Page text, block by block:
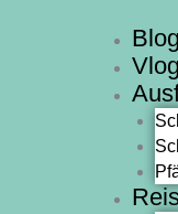
Blog
Vlog